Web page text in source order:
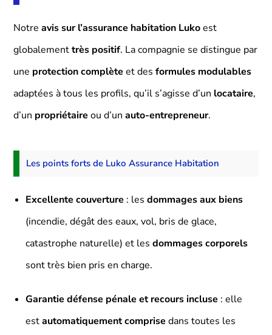
Notreavis sur l’assurance habitation Lukoest
globalementtrès positif. La compagnie se distingue par
une protection complète et desformules modulables
adaptées à tous les profils, qu’il s’agisse d’un locataire,
d’un propriétaire ou d’unauto-entrepreneur.
Les points forts de Luko Assurance Habitation
Excellente couverture : lesdommages aux biens
(incendie, dégât des eaux, vol, bris de glace,
catastrophe naturelle) et lesdommages corporels
sont très bien pris en charge.
Garantie défense pénale et recours incluse : elle
estautomatiquement comprise dans toutes les